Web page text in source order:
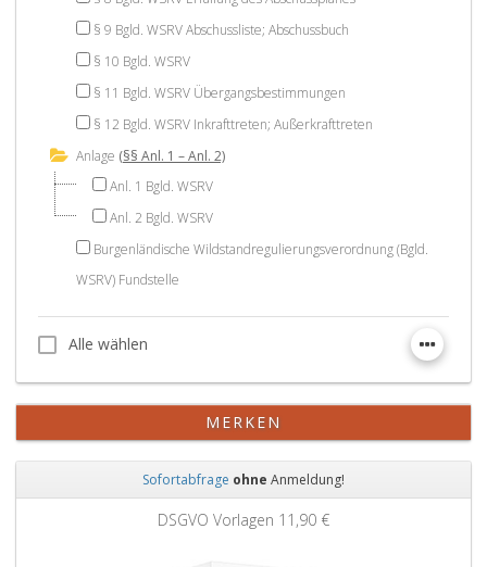
§ 9 Bgld. WSRV Abschussliste; Abschussbuch
§ 10 Bgld. WSRV
§ 11 Bgld. WSRV Übergangsbestimmungen
§ 12 Bgld. WSRV Inkrafttreten; Außerkrafttreten
Anlage (§§ Anl. 1 – Anl. 2)
Anl. 1 Bgld. WSRV
Anl. 2 Bgld. WSRV
Burgenländische Wildstandregulierungsverordnung (Bgld.
WSRV) Fundstelle
Alle wählen
Alle wählen
MERKEN
Sofortabfrage ohne Anmeldung!
DSGVO Vorlagen 11,90 €